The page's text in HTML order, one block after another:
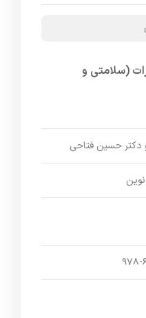
(سلامتی و
دکتر حسین فتاحی
۷-۲